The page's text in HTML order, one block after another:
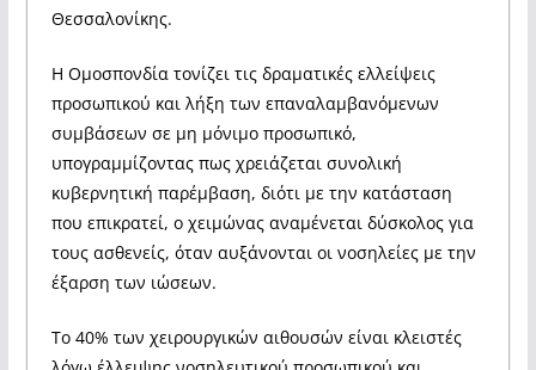
Θεσσαλονίκης.
Η Ομοσπονδία τονίζει τις δραματικές ελλείψεις
προσωπικού και λήξη των επαναλαμβανόμενων
συμβάσεων σε μη μόνιμο προσωπικό,
υπογραμμίζοντας πως χρειάζεται συνολική
κυβερνητική παρέμβαση, διότι με την κατάσταση
που επικρατεί, ο χειμώνας αναμένεται δύσκολος για
τους ασθενείς, όταν αυξάνονται οι νοσηλείες με την
έξαρση των ιώσεων.
Το 40% των χειρουργικών αιθουσών είναι κλειστές